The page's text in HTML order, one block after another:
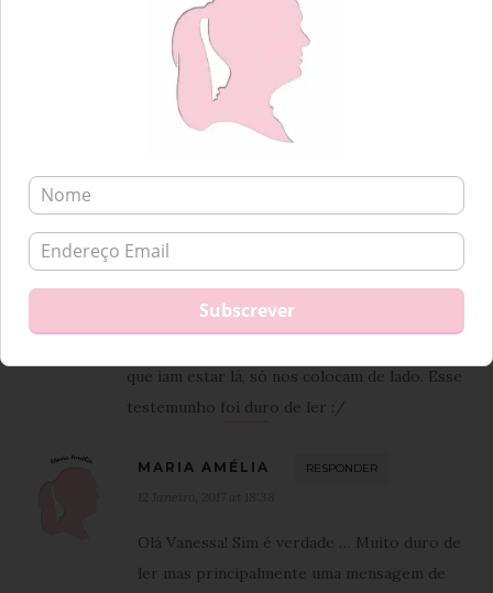
11 Janeiro, 2017 at 21:51
O assunto “cancro” era um tabu há anos atrás.
Uma pessoa com cancro era vista como alguém
que tinha algo “raro”, algo que dava imensa
atentas ao corpo era rara, mas existia, embora
“só aconteça aos outros”. É mau demais termos
de lidar com algo que o nosso corpo nos
que iam estar lá, só nos colocam de lado. Esse
testemunho foi duro de ler :/
MARIA AMÉLIA RESPONDER
Olá Vanessa! Sim é verdade … Muito duro de
ler mas principalmente uma mensagem de